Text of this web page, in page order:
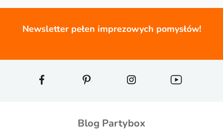
Newsletter pełen imprezowych pomysłów!
Blog Partybox